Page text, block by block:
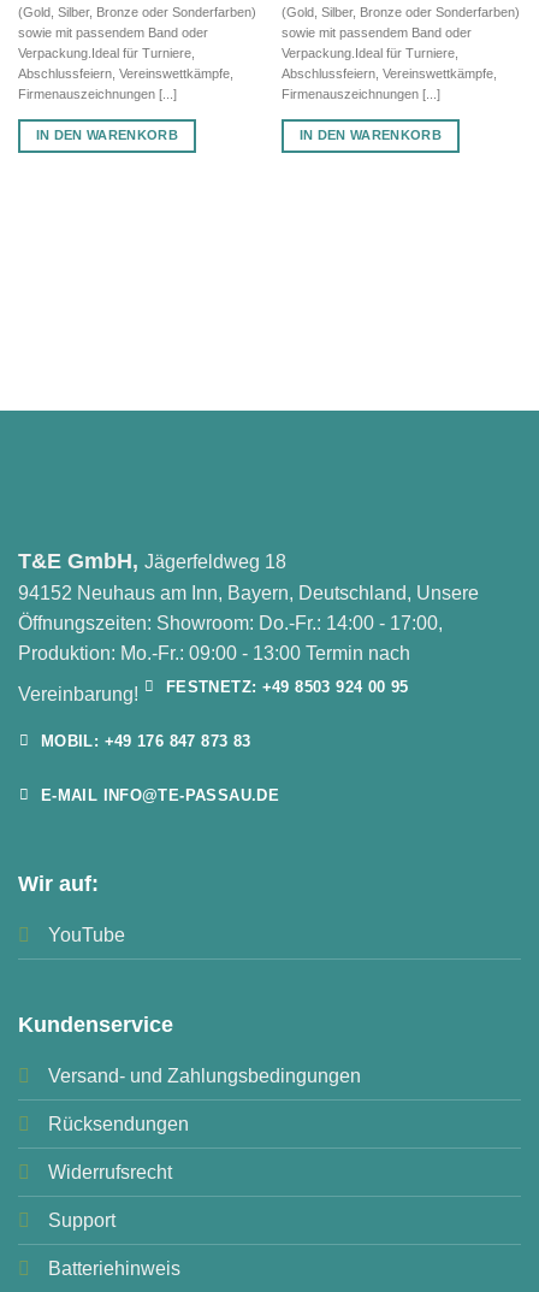
(Gold, Silber, Bronze oder Sonderfarben)
sowie mit passendem Band oder
Verpackung.Ideal für Turniere,
Abschlussfeiern, Vereinswettkämpfe,
Firmenauszeichnungen [...]
IN DEN WARENKORB
(Gold, Silber, Bronze oder Sonderfarben)
sowie mit passendem Band oder
Verpackung.Ideal für Turniere,
Abschlussfeiern, Vereinswettkämpfe,
Firmenauszeichnungen [...]
IN DEN WARENKORB
T&E GmbH, Jägerfeldweg 18
94152 Neuhaus am Inn, Bayern, Deutschland, Unsere
Öffnungszeiten: Showroom: Do.-Fr.: 14:00 - 17:00,
Produktion: Mo.-Fr.: 09:00 - 13:00 Termin nach
Vereinbarung!
FESTNETZ: +49 8503 924 00 95
MOBIL: +49 176 847 873 83
E-MAIL INFO@TE-PASSAU.DE
Wir auf:
YouTube
Kundenservice
Versand- und Zahlungsbedingungen
Rücksendungen
Widerrufsrecht
Support
Batteriehinweis